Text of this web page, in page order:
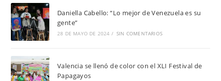
Daniella Cabello: “Lo mejor de Venezuela es su
gente”
28 DE MAYO DE 2024 / SIN COMENTARIOS
Valencia se llenó de color con el XLI Festival de
Papagayos